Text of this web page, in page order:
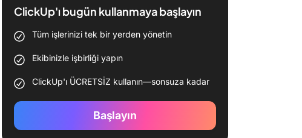
ClickUp'ı bugün kullanmaya başlayın
Tüm işlerinizi tek bir yerden yönetin
Ekibinizle işbirliği yapın
ClickUp'ı ÜCRETSİZ kullanın—sonsuza kadar
Başlayın